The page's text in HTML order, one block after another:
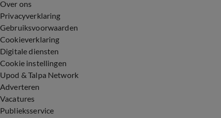
Over ons
Privacyverklaring
Gebruiksvoorwaarden
Cookieverklaring
Digitale diensten
Cookie instellingen
Upod & Talpa Network
Adverteren
Vacatures
Publieksservice